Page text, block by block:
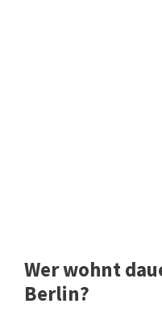
Wer wohnt
Berlin?